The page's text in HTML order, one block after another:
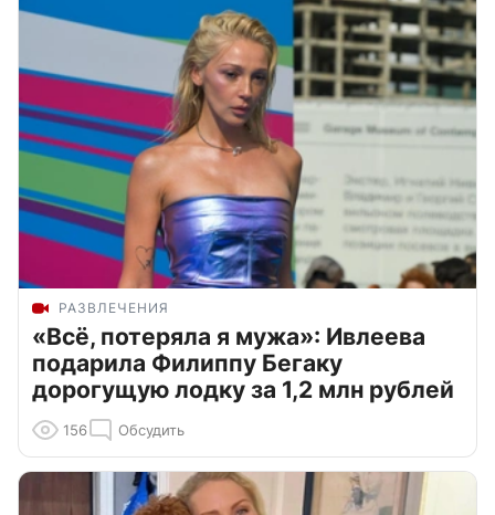
РАЗВЛЕЧЕНИЯ
«Всё, потеряла я мужа»: Ивлеева
подарила Филиппу Бегаку
дорогущую лодку за 1,2 млн рублей
156 Обсудить